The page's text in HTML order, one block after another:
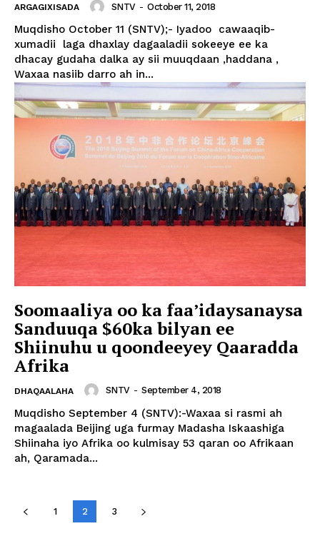
ARGAGIXISADA SNTV - October 11, 2018
Muqdisho October 11 (SNTV);- Iyadoo cawaaqib-
xumadii laga dhaxlay dagaaladii sokeeye ee ka
dhacay gudaha dalka ay sii muuqdaan ,haddana ,
Waxaa nasiib darro ah in...
Soomaaliya oo ka faa’idaysanaysa
Sanduuqa $60ka bilyan ee
Shiinuhu u qoondeeyey Qaaradda
Afrika
DHAQAALAHA SNTV - September 4, 2018
Muqdisho September 4 (SNTV):-Waxaa si rasmi ah
magaalada Beijing uga furmay Madasha Iskaashiga
Shiinaha iyo Afrika oo kulmisay 53 qaran oo Afrikaan
ah, Qaramada...
1 2 3